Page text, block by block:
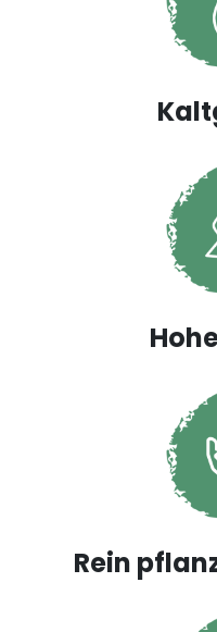
Rein